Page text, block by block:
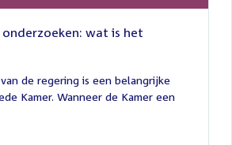
wat is het
de regering is een belangrijke
Kamer. Wanneer de Kamer een